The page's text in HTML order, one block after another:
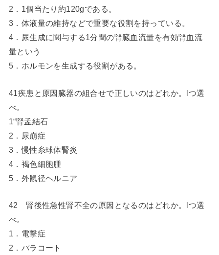
2．1個当たり約120gである。
3．体液量の維持などで重要な役割を持っている。
4．尿生成に関与する1分間の腎臓血流量を有効腎血流
量という
5．ホルモンを生成する役割がある。
41疾患と原因臓器の組合せで正しいのはどれか。lつ選
べ。
1“腎孟結石
2．尿崩症
3．慢性糸球体腎炎
4．褐色細胞腫
5．外鼠径ヘルニア
42 腎後性急性腎不全の原因となるのはどれか。lつ選
べ。
1．電撃症
2．パラコート